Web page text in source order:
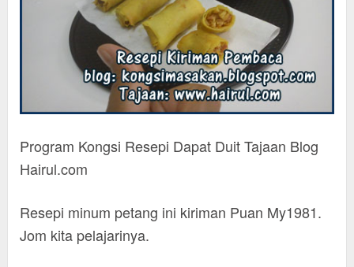
Program Kongsi Resepi Dapat Duit Tajaan Blog
Hairul.com
Resepi minum petang ini kiriman Puan My1981.
Jom kita pelajarinya.